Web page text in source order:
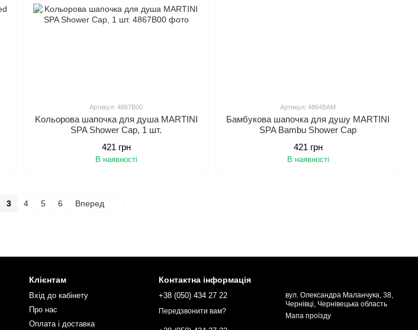
Артикул: 4867B00
Kольорова шапочка для душа MARTINI
SPA Shower Cap, 1 шт.
421 грн
В наявності
Артикул: 4864BAM
Бамбукова шапочка для душу MARTINI
SPA Bambu Shower Cap
421 грн
В наявності
3 4 5 6 Вперед
Клієнтам
Вхід до кабінету
Про нас
Оплата і доставка
Контактна інформація
+38 (050) 434 27 22
Передзвонити вам?
вул. Олександра Маланчука, 38,
Чернівці, Чернівецька область
Мапа проїзду